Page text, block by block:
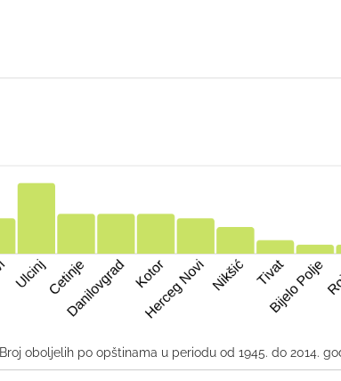
Broj oboljelih po opštinama u periodu od 1945. do 2014.